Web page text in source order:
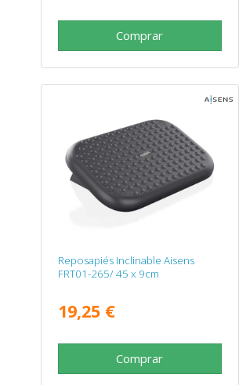
Comprar
Reposapiés Inclinable Aisens
FRT01-265/ 45 x 9cm
19,25 €
Comprar